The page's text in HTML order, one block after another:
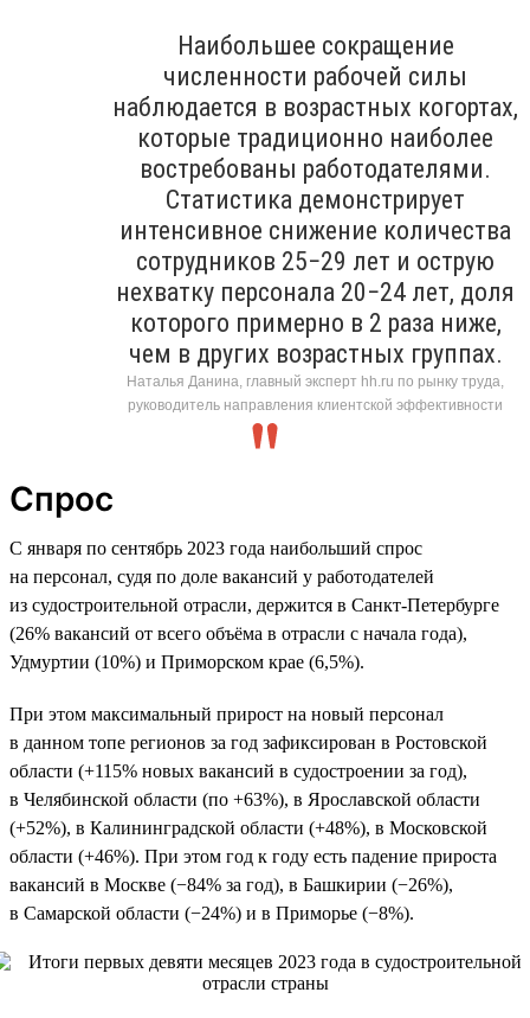
Наибольшее сокращение
численности рабочей силы
наблюдается в возрастных когортах,
которые традиционно наиболее
востребованы работодателями.
Статистика демонстрирует
интенсивное снижение количества
сотрудников 25−29 лет и острую
нехватку персонала 20−24 лет, доля
которого примерно в 2 раза ниже,
чем в других возрастных группах.
Наталья Данина, главный эксперт hh.ru по рынку труда,
руководитель направления клиентской эффективности
Спрос
С января по сентябрь 2023 года наибольший спрос
на персонал, судя по доле вакансий у работодателей
из судостроительной отрасли, держится в Санкт-Петербурге
(26% вакансий от всего объёма в отрасли с начала года),
Удмуртии (10%) и Приморском крае (6,5%).
При этом максимальный прирост на новый персонал
в данном топе регионов за год зафиксирован в Ростовской
области (+115% новых вакансий в судостроении за год),
в Челябинской области (по +63%), в Ярославской области
(+52%), в Калининградской области (+48%), в Московской
области (+46%). При этом год к году есть падение прироста
вакансий в Москве (−84% за год), в Башкирии (−26%),
в Самарской области (−24%) и в Приморье (−8%).